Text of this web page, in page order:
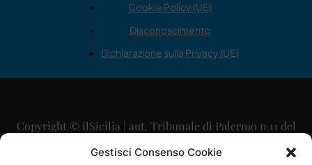
Gestisci Consenso Cookie
Cookie Policy (UE)
Disconoscimento
Dichiarazione sulla Privacy (UE)
Copyright © ilSicilia | aut. Tribunale di Palermo n.11 del
29/09/2015